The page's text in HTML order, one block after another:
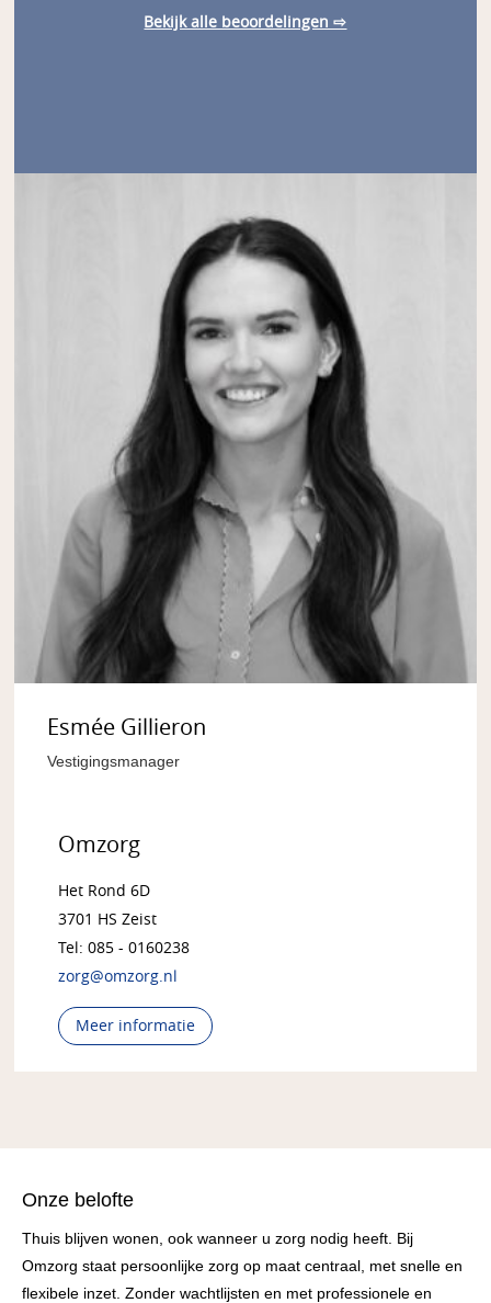
Omzorg
Het Rond 6D
3701 HS Zeist
Tel: 085 - 0160238
zorg@omzorg.nl
Meer informatie
Esmée Gillieron
Vestigingsmanager
Bekijk alle beoordelingen ⇨
Onze belofte
Thuis blijven wonen, ook wanneer u zorg nodig heeft. Bij
Omzorg staat persoonlijke zorg op maat centraal, met snelle en
flexibele inzet. Zonder wachtlijsten en met professionele en